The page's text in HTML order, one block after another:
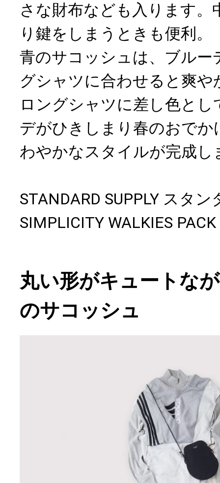
さな財布なども入ります。
り鍵をしまうときも便利。
青のサコッシュは、ブルー
グシャツに合わせると爽や
ロングシャツに差し色と
デがひきしまり春のおで
わやかなスタイルが完成し
STANDARD SUPPLY スタ
SIMPLICITY WALKIES
丸い形がキュートな
のサコッシュ